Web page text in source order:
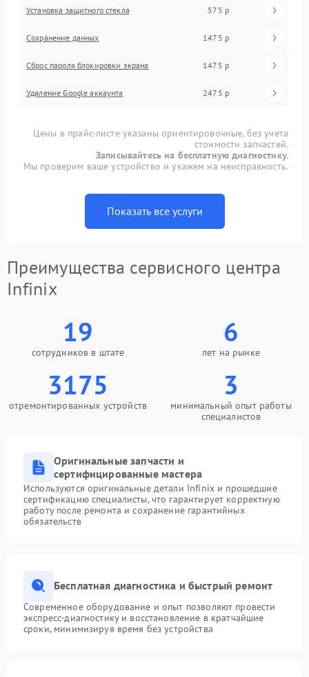
Установка защитного стекла 575 р
Сохранение данных 1475 р
Сброс пароля блокировки экрана 1475 р
Удаление Google аккаунта 2475 р
Цены в прайс-листе указаны ориентировочные, без учета
стоимости запчастей.
Записывайтесь на бесплатную диагностику.
Мы проверим ваше устройство и укажем на неисправность.
Показать все услуги
Преимущества сервисного центра
Infinix
19
сотрудников в штате
6
лет на рынке
3175
отремонтированных устройств
3
минимальный опыт работы
специалистов
Оригинальные запчасти и
сертифицированные мастера
Используются оригинальные детали Infinix и прошедшие
сертификацию специалисты, что гарантирует корректную
работу после ремонта и сохранение гарантийных
обязательств
Бесплатная диагностика и быстрый ремонт
Современное оборудование и опыт позволяют провести
экспресс-диагностику и восстановление в кратчайшие
сроки, минимизируя время без устройства